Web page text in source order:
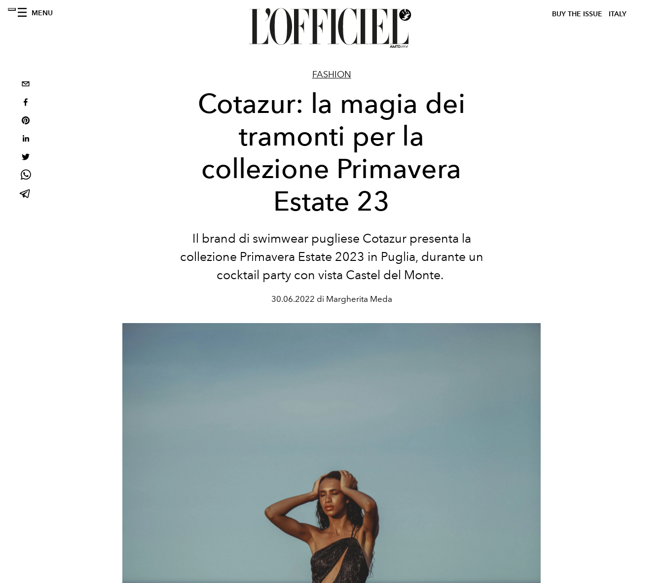
MENU BUY THE ISSUE ITALY
FASHION
Cotazur: la magia dei
tramonti per la
collezione Primavera
Estate 23
Il brand di swimwear pugliese Cotazur presenta la
collezione Primavera Estate 2023 in Puglia, durante un
cocktail party con vista Castel del Monte.
30.06.2022 di Margherita Meda